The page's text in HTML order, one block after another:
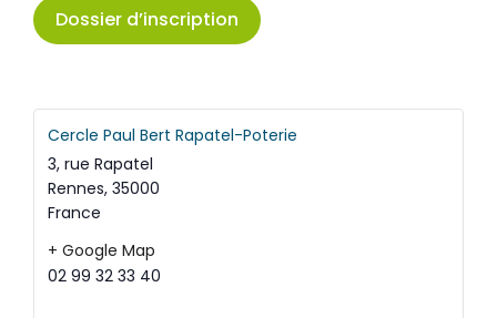
Dossier d’inscription
Cercle Paul Bert Rapatel-Poterie
3, rue Rapatel
Rennes, 35000
France
+ Google Map
02 99 32 33 40